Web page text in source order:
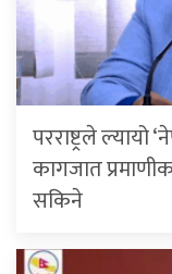
परराष्ट्रले ल्यायो
कागजात
सकिने